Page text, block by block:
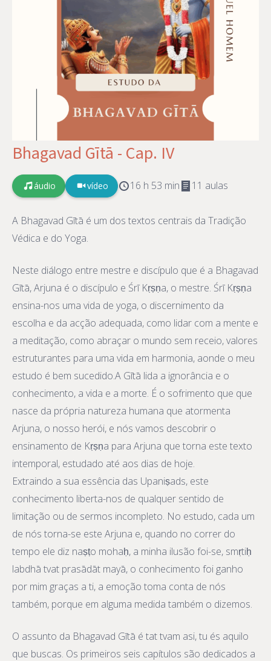
Bhagavad Gītā - Cap. IV
áudio vídeo 16 h 53 min 11 aulas
A Bhagavad Gītā é um dos textos centrais da Tradição
Védica e do Yoga.
Neste diálogo entre mestre e discípulo que é a Bhagavad
Gītā, Arjuna é o discípulo e Śrī Kṛṣṇa, o mestre. Śrī Kṛṣṇa
ensina-nos uma vida de yoga, o discernimento da
escolha e da acção adequada, como lidar com a mente e
a meditação, como abraçar o mundo sem receio, valores
estruturantes para uma vida em harmonia, aonde o meu
estudo é bem sucedido.A Gītā lida a ignorância e o
conhecimento, a vida e a morte. É o sofrimento que que
nasce da própria natureza humana que atormenta
Arjuna, o nosso herói, e nós vamos descobrir o
ensinamento de Kṛṣṇa para Arjuna que torna este texto
intemporal, estudado até aos dias de hoje.
Extraindo a sua essência das Upaniṣads, este
conhecimento liberta-nos de qualquer sentido de
limitação ou de sermos incompleto. No estudo, cada um
de nós torna-se este Arjuna e, quando no correr do
tempo ele diz naṣṭo mohaḥ, a minha ilusão foi-se, smṛtiḥ
labdhā tvat prasādāt mayā, o conhecimento foi ganho
por mim graças a ti, a emoção toma conta de nós
também, porque em alguma medida também o dizemos.
O assunto da Bhagavad Gītā é tat tvam asi, tu és aquilo
que buscas. Os primeiros seis capítulos são dedicados a